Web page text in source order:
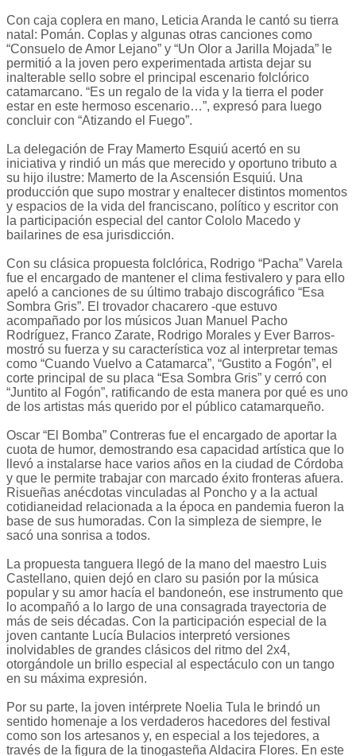
Con caja coplera en mano, Leticia Aranda le cantó su tierra
natal: Pomán. Coplas y algunas otras canciones como
“Consuelo de Amor Lejano” y “Un Olor a Jarilla Mojada” le
permitió a la joven pero experimentada artista dejar su
inalterable sello sobre el principal escenario folclórico
catamarcano. “Es un regalo de la vida y la tierra el poder
estar en este hermoso escenario…”, expresó para luego
concluir con “Atizando el Fuego”.
La delegación de Fray Mamerto Esquiú acertó en su
iniciativa y rindió un más que merecido y oportuno tributo a
su hijo ilustre: Mamerto de la Ascensión Esquiú. Una
producción que supo mostrar y enaltecer distintos momentos
y espacios de la vida del franciscano, político y escritor con
la participación especial del cantor Cololo Macedo y
bailarines de esa jurisdicción.
Con su clásica propuesta folclórica, Rodrigo “Pacha” Varela
fue el encargado de mantener el clima festivalero y para ello
apeló a canciones de su último trabajo discográfico “Esa
Sombra Gris”. El trovador chacarero -que estuvo
acompañado por los músicos Juan Manuel Pacho
Rodríguez, Franco Zarate, Rodrigo Morales y Ever Barros-
mostró su fuerza y su característica voz al interpretar temas
como “Cuando Vuelvo a Catamarca”, “Gustito a Fogón”, el
corte principal de su placa “Esa Sombra Gris” y cerró con
“Juntito al Fogón”, ratificando de esta manera por qué es uno
de los artistas más querido por el público catamarqueño.
Oscar “El Bomba” Contreras fue el encargado de aportar la
cuota de humor, demostrando esa capacidad artística que lo
llevó a instalarse hace varios años en la ciudad de Córdoba
y que le permite trabajar con marcado éxito fronteras afuera.
Risueñas anécdotas vinculadas al Poncho y a la actual
cotidianeidad relacionada a la época en pandemia fueron la
base de sus humoradas. Con la simpleza de siempre, le
sacó una sonrisa a todos.
La propuesta tanguera llegó de la mano del maestro Luis
Castellano, quien dejó en claro su pasión por la música
popular y su amor hacía el bandoneón, ese instrumento que
lo acompañó a lo largo de una consagrada trayectoria de
más de seis décadas. Con la participación especial de la
joven cantante Lucía Bulacios interpretó versiones
inolvidables de grandes clásicos del ritmo del 2x4,
otorgándole un brillo especial al espectáculo con un tango
en su máxima expresión.
Por su parte, la joven intérprete Noelia Tula le brindó un
sentido homenaje a los verdaderos hacedores del festival
como son los artesanos y, en especial a los tejedores, a
través de la figura de la tinogasteña Aldacira Flores. En este